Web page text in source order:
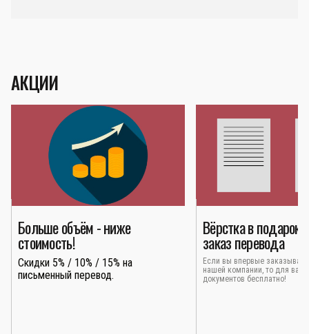
АКЦИИ
Больше объём - ниже
стоимость!
Скидки 5% / 10% / 15% на
письменный перевод.
Вёрстка в подарок
заказ перевода
Если вы впервые
нашей компании, то для вас
документов бесплатно!